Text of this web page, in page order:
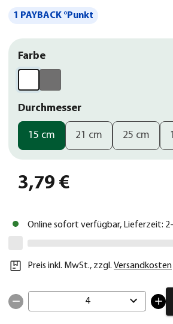
1 PAYBACK °Punkt
Farbe
Durchmesser
15 cm 21 cm 25 cm
3,79 €
Online sofort verfügbar, Lieferzeit:
Preis inkl. MwSt., zzgl. Versandkosten
4